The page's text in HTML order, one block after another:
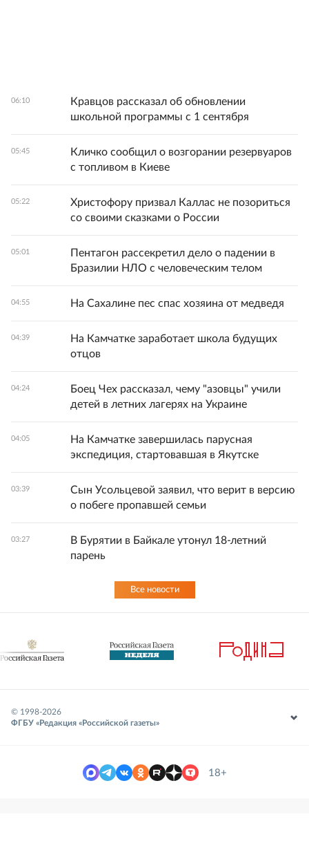
06:10
Кравцов рассказал об обновлении
школьной программы с 1 сентября
05:45
Кличко сообщил о возгорании резервуаров
с топливом в Киеве
05:22
Христофору призвал Каллас не позориться
со своими сказками о России
05:01
Пентагон рассекретил дело о падении в
Бразилии НЛО с человеческим телом
04:55 На Сахалине пес спас хозяина от медведя
04:39
На Камчатке заработает школа будущих
отцов
04:24
Боец Чех рассказал, чему "азовцы" учили
детей в летних лагерях на Украине
04:05
На Камчатке завершилась парусная
экспедиция, стартовавшая в Якутске
03:39
Сын Усольцевой заявил, что верит в версию
о побеге пропавшей семьи
03:27
В Бурятии в Байкале утонул 18-летний
парень
Все новости
© 1998-2026
ФГБУ «Редакция «Российской газеты»
18+